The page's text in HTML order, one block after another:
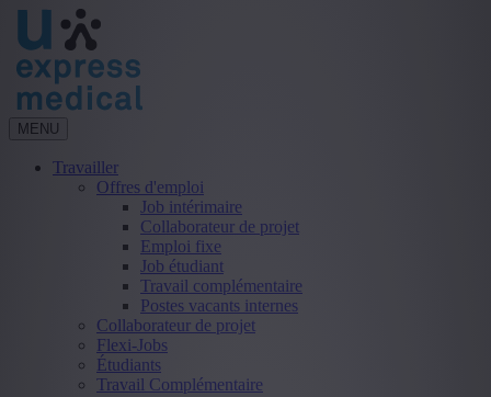
MENU
Travailler
Offres d'emploi
Job intérimaire
Collaborateur de projet
Emploi fixe
Job étudiant
Travail complémentaire
Postes vacants internes
Collaborateur de projet
Flexi-Jobs
Étudiants
Travail Complémentaire